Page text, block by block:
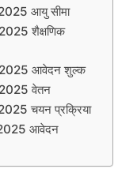
आयु सीमा
शैक्षणिक
आवेदन शुल्क
वेतन
चयन प्रक्रिया
आवेदन